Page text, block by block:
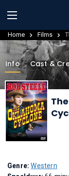
Home Films
Info Cast &
Genre:Western